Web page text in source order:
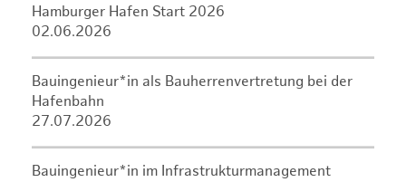
Hamburger Hafen Start 2026
02.06.2026
Bauingenieur*in als Bauherrenvertretung bei der
Hafenbahn
27.07.2026
Bauingenieur*in im Infrastrukturmanagement